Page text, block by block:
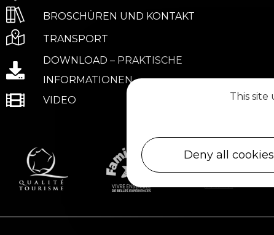
BROSCHÜREN UND KONTAKT
TRANSPORT
DOWNLOAD – PRAKTISCHE
INFORMATIONEN
VIDEO
This site
Deny all cookies